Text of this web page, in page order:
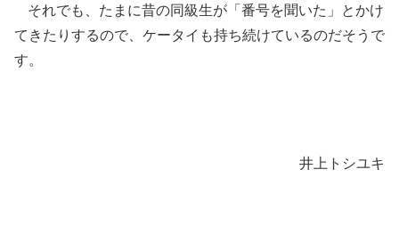
それでも、たまに昔の同級生が「番号を聞いた」とかけ
てきたりするので、ケータイも持ち続けているのだそうで
す。
井上トシユキ